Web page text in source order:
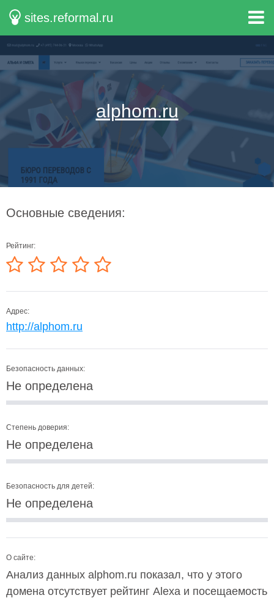
sites.reformal.ru
alphom.ru
Основные сведения:
Рейтинг:
Адрес:
http://alphom.ru
Безопасность данных:
Не определена
Степень доверия:
Не определена
Безопасность для детей:
Не определена
О сайте:
Анализ данных alphom.ru показал, что у этого
домена отсутствует рейтинг Alexa и посещаемость